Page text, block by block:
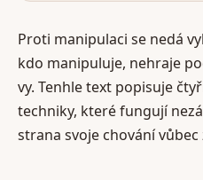
Proti manipulaci se nedá
kdo manipuluje, nehraje
vy. Tenhle text popisuje
techniky, které fungují
strana svoje chování vůbec